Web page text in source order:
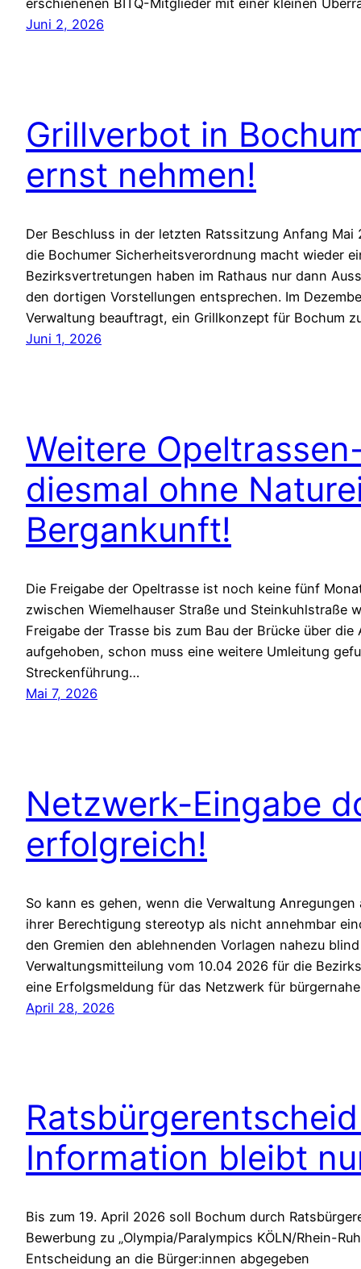
erschienenen BITQ-Mitglieder mit einer kleinen
Juni 2, 2026
Grillverbot in
ernst nehmen!
Der Beschluss in der letzten Ratssitzung Anfang
die Bochumer Sicherheitsverordnung macht wieder
Bezirksvertretungen haben im Rathaus nur dann
den dortigen Vorstellungen entsprechen. Im
Verwaltung beauftragt, ein Grillkonzept für Bochum
Juni 1, 2026
Weitere
diesmal ohne
Bergankunft!
Die Freigabe der Opeltrasse ist noch keine fünf
zwischen Wiemelhauser Straße und Steinkuhlstraße
Freigabe der Trasse bis zum Bau der Brücke über
aufgehoben, schon muss eine weitere Umleitung
Streckenführung…
Mai 7, 2026
Netzwerk-Eingabe
erfolgreich!
So kann es gehen, wenn die Verwaltung
ihrer Berechtigung stereotyp als nicht annehmbar
den Gremien den ablehnenden Vorlagen nahezu
Verwaltungsmitteilung vom 10.04 2026 für die
eine Erfolgsmeldung für das Netzwerk für
April 28, 2026
Information bleibt
Bis zum 19. April 2026 soll Bochum durch
Bewerbung zu „Olympia/Paralympics KÖLN/Rhein-
Entscheidung an die Bürger:innen abgegeben